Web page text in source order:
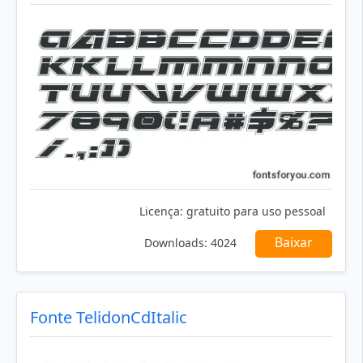
Licença: gratuito para uso pessoal
Downloads: 4024 Baixar
Fonte TelidonCdItalic